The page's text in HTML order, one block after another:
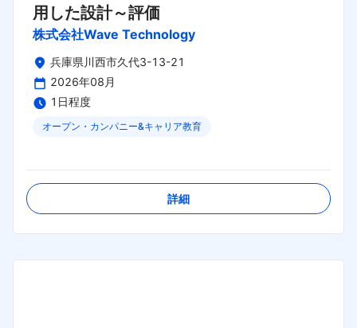
用した設計～評価
株式会社Wave Technology
兵庫県川西市久代3-13-21
2026年08月
1日程度
オープン・カンパニー&キャリア教育
詳細